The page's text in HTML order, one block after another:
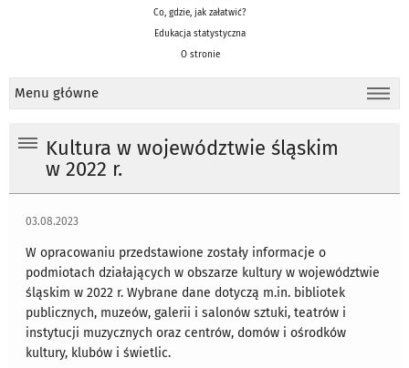
Co, gdzie, jak załatwić?
Edukacja statystyczna
O stronie
Menu główne
Kultura w województwie śląskim
w 2022 r.
03.08.2023
W opracowaniu przedstawione zostały informacje o
podmiotach działających w obszarze kultury w województwie
śląskim w 2022 r. Wybrane dane dotyczą m.in. bibliotek
publicznych, muzeów, galerii i salonów sztuki, teatrów i
instytucji muzycznych oraz centrów, domów i ośrodków
kultury, klubów i świetlic.